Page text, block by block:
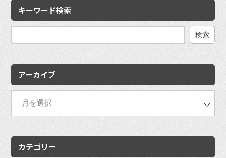
キーワード検索
アーカイブ
カテゴリー